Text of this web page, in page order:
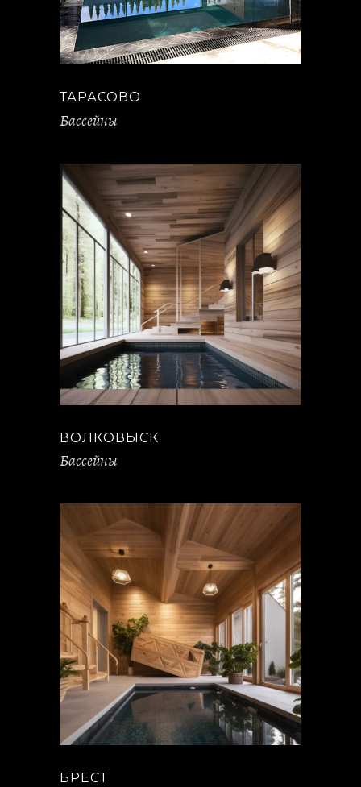
ТАРАСОВО
Бассейны
ВОЛКОВЫСК
Бассейны
БРЕСТ